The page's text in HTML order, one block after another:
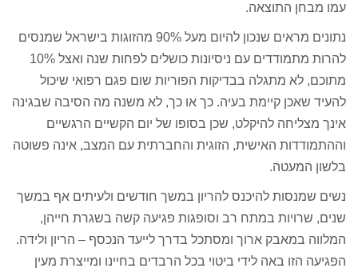
עמו מבחן התוצאה.
נתונים מראים שנכון להיום מעל 90% מהזוגות בישראל שמנסים
להרות מתמודדים עם ניסיונות כושלים לפחות שנה ואצל 10%
מתוכם, לא מתגלה בבדיקות הפוריות שום פגם רפואי שיכול
להעיד שאכן קיימת בעיה. כך או כך, לא משנה מה הסיבה שבגינה
אינך מצליחה להיקלט, שכן בסופו של יום הקשיים הרגשיים
וההתמודדות האישית, הזוגית והחברתית עם המצב, אינה פשוטה
בלשון המעטה.
נשים שמנסות להיכנס להריון במשך חודשים ולעיתים אף במשך
שנים, שרויות במתח רב וסופגות פגיעה קשה בשגרת חייהן,
המלווה במאבק ארוך ומסתכל בדרך לייעד הנכסף – הריון ולידה.
הפגיעה הזו באה לידי ביטוי בכל הרבדים בחיינו ומייצרת מעין